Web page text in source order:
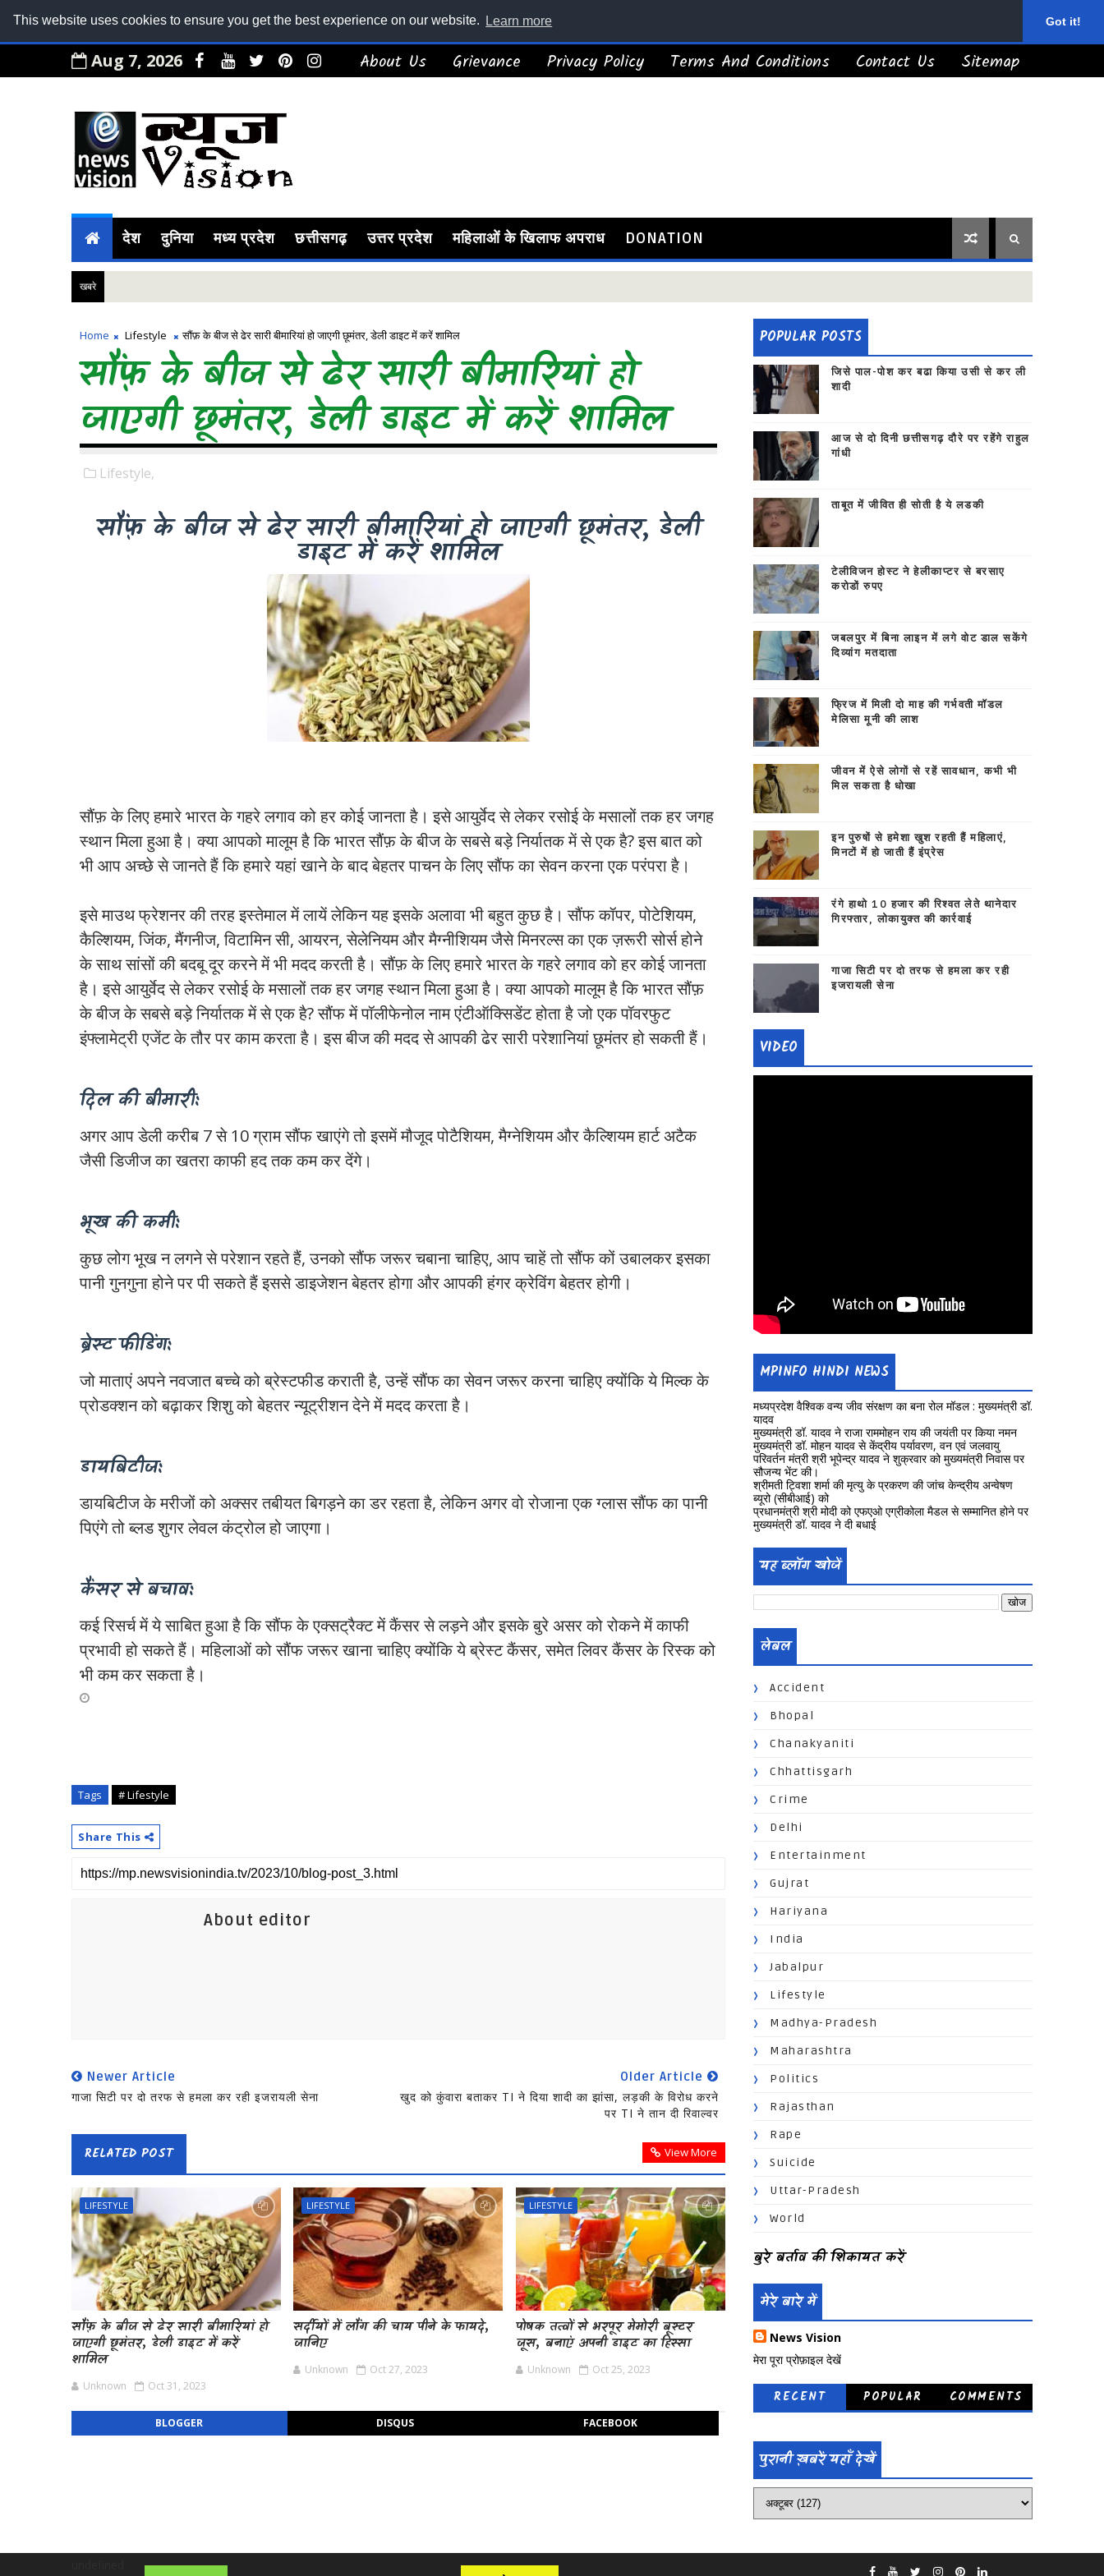
This website uses cookies to ensure you get the best experience on our website. Learn more Got it!
Aug 7, 2026 About Us Grievance Privacy Policy Terms And Conditions Contact Us Sitemap
देश दुनिया मध्य प्रदेश छत्तीसगढ़ उत्तर प्रदेश महिलाओं के खिलाफ अपराध DONATION
खबरे
Home Lifestyle सौंफ़ के बीज से ढेर सारी बीमारियां हो जाएगी छूमंतर, डेली डाइट में करें शामिल
सौंफ़ के बीज से ढेर सारी बीमारियां हो
जाएगी छूमंतर, डेली डाइट में करें शामिल
Lifestyle,
सौंफ़ के बीज से ढेर सारी बीमारियां हो जाएगी छूमंतर, डेली
डाइट में करें शामिल
सौंफ़ के लिए हमारे भारत के गहरे लगाव को हर कोई जानता है। इसे आयुर्वेद से लेकर रसोई के मसालों तक हर जगह
स्थान मिला हुआ है। क्या आपको मालूम है कि भारत सौंफ़ के बीज के सबसे बड़े निर्यातक में से एक है? इस बात को
भी आप अच्छे से जानते हैं कि हमारे यहां खाने के बाद बेहतर पाचन के लिए सौंफ का सेवन करना एक परंपरा है।
इसे माउथ फ्रेशनर की तरह इस्तेमाल में लायें लेकिन यह इसके अलावा भी बहुत कुछ है। सौंफ कॉपर, पोटेशियम,
कैल्शियम, जिंक, मैंगनीज, विटामिन सी, आयरन, सेलेनियम और मैग्नीशियम जैसे मिनरल्स का एक ज़रूरी सोर्स होने
के साथ सांसों की बदबू दूर करने में भी मदद करती है। सौंफ़ के लिए हमारे भारत के गहरे लगाव को हर कोई जानता
है। इसे आयुर्वेद से लेकर रसोई के मसालों तक हर जगह स्थान मिला हुआ है। क्या आपको मालूम है कि भारत सौंफ़
के बीज के सबसे बड़े निर्यातक में से एक है? सौंफ में पॉलीफेनोल नाम एंटीऑक्सिडेंट होता है जो एक पॉवरफुट
इंफ्लामेट्री एजेंट के तौर पर काम करता है। इस बीज की मदद से आपकी ढेर सारी परेशानियां छूमंतर हो सकती हैं।
दिल की बीमारी:
अगर आप डेली करीब 7 से 10 ग्राम सौंफ खाएंगे तो इसमें मौजूद पोटैशियम, मैग्‍नेशियम और कैल्शियम हार्ट अटैक
जैसी डिजीज का खतरा काफी हद तक कम कर देंगे।
भूख की कमी:
कुछ लोग भूख न लगने से परेशान रहते हैं, उनको सौंफ जरूर चबाना चाहिए, आप चाहें तो सौंफ कों उबालकर इसका
पानी गुनगुना होने पर पी सकते हैं इससे डाइजेशन बेहतर होगा और आपकी हंगर क्रेविंग बेहतर होगी।
ब्रेस्‍ट फीडिंग:
जो माताएं अपने नवजात बच्चे को ब्रेस्टफीड कराती है, उन्हें सौंफ का सेवन जरूर करना चाहिए क्योंकि ये मिल्क के
प्रोडक्शन को बढ़ाकर शिशु को बेहतर न्यूट्रीशन देने में मदद करता है।
डायबिटीज:
डायबिटीज के मरीजों को अक्सर तबीयत बिगड़ने का डर रहता है, लेकिन अगर वो रोजाना एक ग्लास सौंफ का पानी
पिएंगे तो ब्लड शुगर लेवल कंट्रोल हो जाएगा।
कैंसर से बचाव:
कई रिसर्च में ये साबित हुआ है कि सौंफ के एक्‍सट्रैक्‍ट में कैंसर से लड़ने और इसके बुरे असर को रोकने में काफी
प्रभावी हो सकते हैं। महिलाओं को सौंफ जरूर खाना चाहिए क्योंकि ये ब्रेस्ट कैंसर, समेत लिवर कैंसर के रिस्क को
भी कम कर सकता है।
Tags # Lifestyle
Share This
About editor
Newer Article
गाजा सिटी पर दो तरफ से हमला कर रही इजरायली सेना
Older Article
खुद को कुंवारा बताकर TI ने दिया शादी का झांसा, लड़की के विरोध करने
पर TI ने तान दी रिवाल्वर
RELATED POST View More
LIFESTYLE
सौंफ़ के बीज से ढेर सारी बीमारियां हो
जाएगी छूमंतर, डेली डाइट में करें
शामिल
Unknown Oct 31, 2023
LIFESTYLE
सर्दीयों में लौंग की चाय पीने के फायदे,
जानिए
Unknown Oct 27, 2023
LIFESTYLE
पोषक तत्वों से भरपूर मेमोरी बूस्टर
जूस, बनाएं अपनी डाइट का हिस्सा
Unknown Oct 25, 2023
BLOGGER DISQUS FACEBOOK
POPULAR POSTS
जिसे पाल-पोश कर बढा किया उसी से कर ली
शादी
आज से दो दिनी छत्तीसगढ़ दौरे पर रहेंगे राहुल
गांधी
ताबूत में जीवित ही सोती है ये लडकी
टेलीविजन होस्ट ने हेलीकाप्टर से बरसाए
करोडों रुपए
जबलपुर में बिना लाइन में लगे वोट डाल सकेंगे
दिव्यांग मतदाता
फ्रिज में मिली दो माह की गर्भवती मॉडल
मे‎लिसा मूनी की लाश
जीवन में ऐसे लोगों से रहें सावधान, कभी भी
मिल सकता है धोखा
इन पुरुषों से हमेशा खुश रहती हैं महिलाएं,
मिनटों में हो जाती हैं इंप्रेस
रंगे हाथो 10 हजार की रिश्वत लेते थानेदार
गिरफ्तार, लोकायुक्त की कार्रवाई
गाजा सिटी पर दो तरफ से हमला कर रही
इजरायली सेना
VIDEO
MPINFO HINDI NEWS
मध्यप्रदेश वैश्विक वन्य जीव संरक्षण का बना रोल मॉडल : मुख्यमंत्री डॉ.
यादव
मुख्यमंत्री डॉ. यादव ने राजा राममोहन राय की जयंती पर किया नमन
मुख्यमंत्री डॉ. मोहन यादव से केंद्रीय पर्यावरण, वन एवं जलवायु
परिवर्तन मंत्री श्री भूपेन्द्र यादव ने शुक्रवार को मुख्यमंत्री निवास पर
सौजन्य भेंट की।
श्रीमती ट्विशा शर्मा की मृत्यु के प्रकरण की जांच केन्द्रीय अन्वेषण
ब्यूरो (सीबीआई) को
प्रधानमंत्री श्री मोदी को एफएओ एग्रीकोला मैडल से सम्मानित होने पर
मुख्यमंत्री डॉ. यादव ने दी बधाई
यह ब्लॉग खोजें
लेबल
Accident
Bhopal
Chanakyaniti
Chhattisgarh
Crime
Delhi
Entertainment
Gujrat
Hariyana
India
Jabalpur
Lifestyle
Madhya-Pradesh
Maharashtra
Politics
Rajasthan
Rape
Suicide
Uttar-Pradesh
World
बुरे बर्ताव की शिकायत करें
मेरे बारे में
News Vision
मेरा पूरा प्रोफ़ाइल देखें
RECENT POPULAR COMMENTS
पुरानी ख़बरें यहाँ देखें